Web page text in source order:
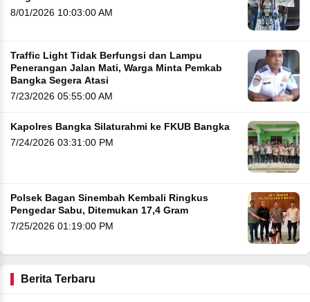
8/01/2026 10:03:00 AM
Traffic Light Tidak Berfungsi dan Lampu
Penerangan Jalan Mati, Warga Minta Pemkab
Bangka Segera Atasi
7/23/2026 05:55:00 AM
Kapolres Bangka Silaturahmi ke FKUB Bangka
7/24/2026 03:31:00 PM
Polsek Bagan Sinembah Kembali Ringkus
Pengedar Sabu, Ditemukan 17,4 Gram
7/25/2026 01:19:00 PM
Berita Terbaru